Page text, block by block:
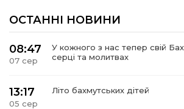
ОСТАННІ НОВИНИ
08:47
07 сер
У кожного з нас тепер свій
серці та молитвах
13:17
05 сер
Літо бахмутських дітей